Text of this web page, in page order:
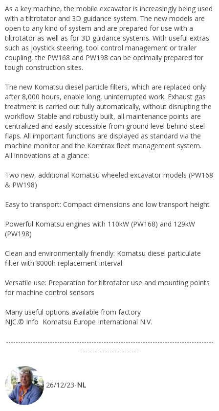
As a key machine, the mobile excavator is increasingly being used
with a tiltrotator and 3D guidance system. The new models are
open to any kind of system and are prepared for use with a
tiltrotator as well as for 3D guidance systems. With useful extras
such as joystick steering, tool control management or trailer
coupling, the PW168 and PW198 can be optimally prepared for
tough construction sites.
The new Komatsu diesel particle filters, which are replaced only
after 8,000 hours, enable long, uninterrupted work. Exhaust gas
treatment is carried out fully automatically, without disrupting the
workflow. Stable and robustly built, all maintenance points are
centralized and easily accessible from ground level behind steel
flaps. All important functions are displayed as standard via the
machine monitor and the Komtrax fleet management system.
All innovations at a glance:
Two new, additional Komatsu wheeled excavator models (PW168
& PW198)
Easy to transport: Compact dimensions and low transport height
Powerful Komatsu engines with 110kW (PW168) and 129kW
(PW198)
Clean and environmentally friendly: Komatsu diesel particulate
filter with 8000h replacement interval
Versatile use: Preparation for tiltrotator use and mounting points
for machine control sensors
Many useful options available from factory
NJC.© Info Komatsu Europe International N.V.
-------------------------------------------------------------------------------------
------------------------
26/12/23-NL